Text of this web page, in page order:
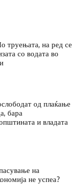
труењата, на ред се
со водата во
од плаќање
бара
и владата
на
не успеа?